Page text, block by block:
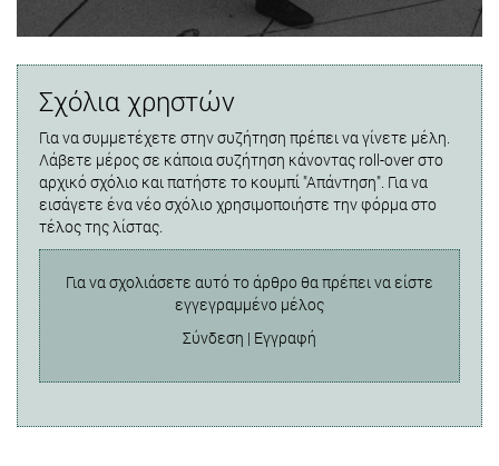
Σχόλια χρηστών
Για να συμμετέχετε στην συζήτηση πρέπει να γίνετε μέλη.
Λάβετε μέρος σε κάποια συζήτηση κάνοντας roll-over στο
αρχικό σχόλιο και πατήστε το κουμπί "Απάντηση". Για να
εισάγετε ένα νέο σχόλιο χρησιμοποιήστε την φόρμα στο
τέλος της λίστας.
Για να σχολιάσετε αυτό το άρθρο θα πρέπει να είστε
εγγεγραμμένο μέλος
Σύνδεση | Εγγραφή